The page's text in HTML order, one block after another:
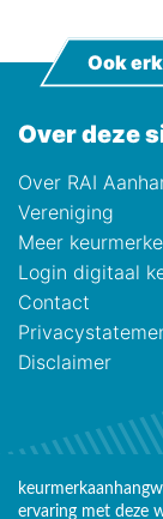
Over deze
Over RAI
Vereniging
Meer
Login digitaal
Contact
Disclaimer
Ook
ervaring met deze